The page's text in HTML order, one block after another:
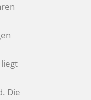
Die